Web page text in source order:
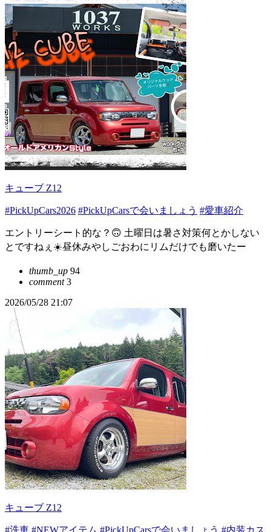
キューブ Z12
#PickUpCars2026 #PickUpCarsで会いましょう #愛車紹介
エントリーシート的な？🙃 土曜日は暑さ対策何とかしない
とですねぇ☀️昼休みやしごおわにリムだけでも磨いたー
thumb_up 94
comment3
2026/05/28 21:07
キューブ Z12
#洗車 #NEWアイテム #PickUpCarsで会いましょう #内装カス